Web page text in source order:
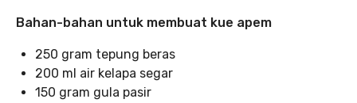
Bahan-bahan untuk membuat kue apem
250 gram tepung beras
200 ml air kelapa segar
150 gram gula pasir